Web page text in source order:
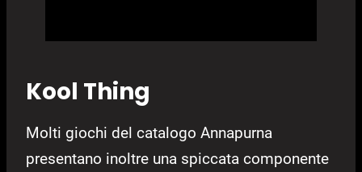
Kool Thing
Molti giochi del catalogo Annapurna
presentano inoltre una spiccata componente